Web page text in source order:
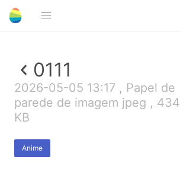
0111
2026-05-05 13:17 , Papel de
parede de imagem jpeg , 434
KB
Anime